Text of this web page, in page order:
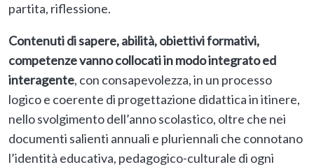
partita, riflessione.
Contenuti di sapere, abilità, obiettivi formativi,
competenze vanno collocati in modo integrato ed
interagente, con consapevolezza, in un processo
logico e coerente di progettazione didattica in itinere,
nello svolgimento dell’anno scolastico, oltre che nei
documenti salienti annuali e pluriennali che connotano
l’identità educativa, pedagogico-culturale di ogni